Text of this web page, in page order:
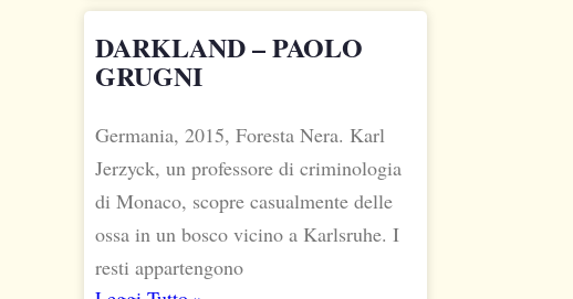
DARKLAND – PAOLO
GRUGNI
Germania, 2015, Foresta Nera. Karl
Jerzyck, un professore di criminologia
di Monaco, scopre casualmente delle
ossa in un bosco vicino a Karlsruhe. I
resti appartengono